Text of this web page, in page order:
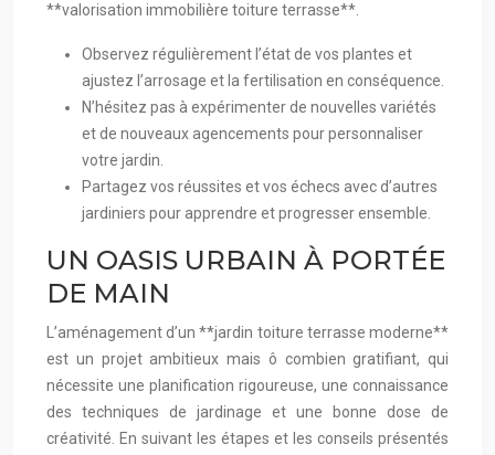
**valorisation immobilière toiture terrasse**.
Observez régulièrement l’état de vos plantes et
ajustez l’arrosage et la fertilisation en conséquence.
N’hésitez pas à expérimenter de nouvelles variétés
et de nouveaux agencements pour personnaliser
votre jardin.
Partagez vos réussites et vos échecs avec d’autres
jardiniers pour apprendre et progresser ensemble.
UN OASIS URBAIN À PORTÉE
DE MAIN
L’aménagement d’un **jardin toiture terrasse moderne**
est un projet ambitieux mais ô combien gratifiant, qui
nécessite une planification rigoureuse, une connaissance
des techniques de jardinage et une bonne dose de
créativité. En suivant les étapes et les conseils présentés